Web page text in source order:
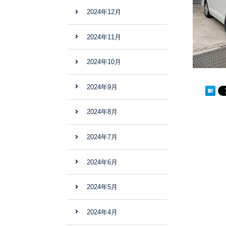
2024年12月
2024年11月
2024年10月
2024年9月
2024年8月
2024年7月
2024年6月
2024年5月
2024年4月